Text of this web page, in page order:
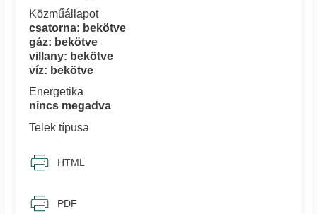
Közműállapot
csatorna: bekötve
gáz: bekötve
villany: bekötve
víz: bekötve
Energetika
nincs megadva
Telek típusa
HTML
PDF